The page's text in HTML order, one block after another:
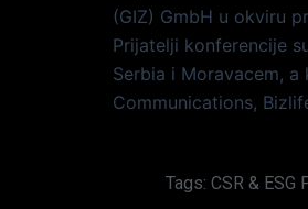
(GIZ) GmbH u okviru
Prijatelji konferencije
Serbia i Moravacem,
Communications,
Tags: CSR & ESG